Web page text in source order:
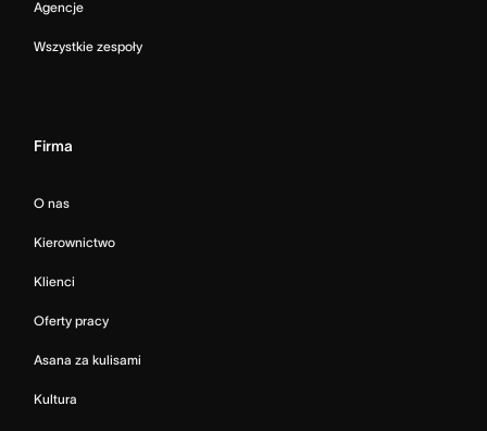
Agencje
Wszystkie zespoły
Firma
O nas
Kierownictwo
Klienci
Oferty pracy
Asana za kulisami
Kultura